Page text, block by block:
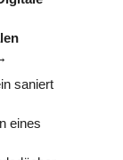
saniert
eines